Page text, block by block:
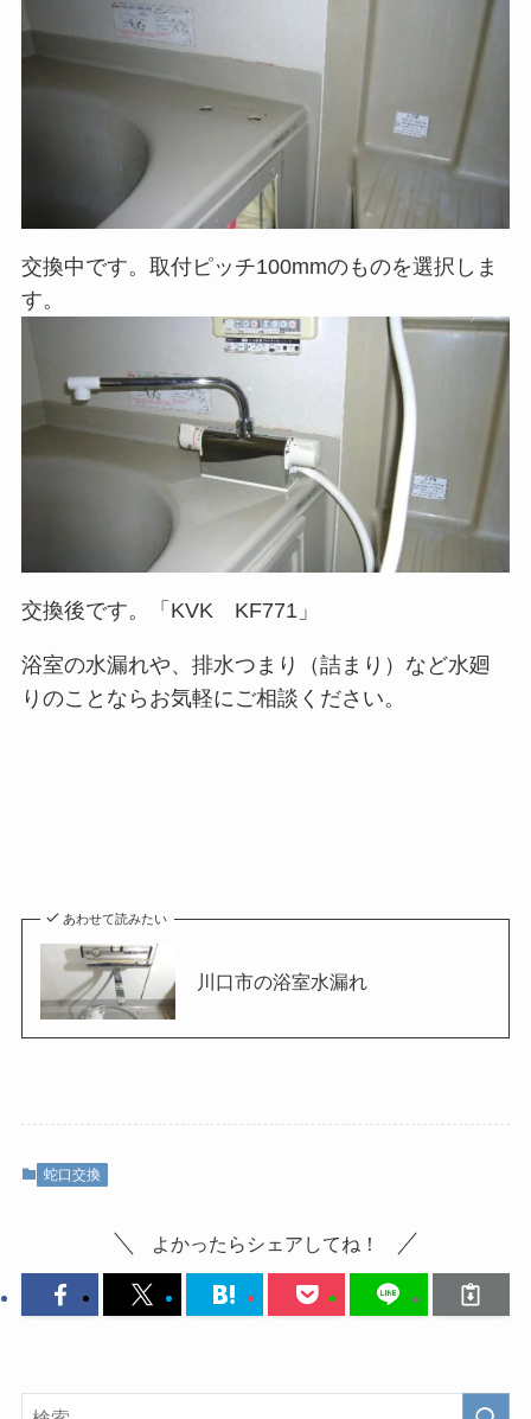
交換中です。取付ピッチ100mmのものを選択しま
す。
交換後です。「KVK KF771」
浴室の水漏れや、排水つまり（詰まり）など水廻
りのことならお気軽にご相談ください。
あわせて読みたい
川口市の浴室水漏れ
蛇口交換
よかったらシェアしてね！